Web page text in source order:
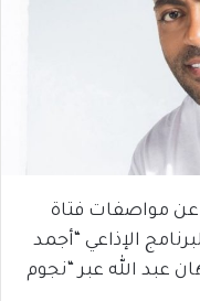
مواصفات فتاة
الإذاعي “أجمد
عبد الله عبر “نجوم